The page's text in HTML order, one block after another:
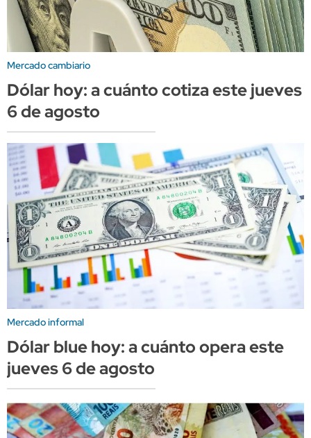
Mercado cambiario
Dólar hoy: a cuánto cotiza este jueves
6 de agosto
Mercado informal
Dólar blue hoy: a cuánto opera este
jueves 6 de agosto